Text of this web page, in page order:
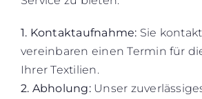
1. Kontaktaufnahme: Sie
vereinbaren einen Termin für
Ihrer Textilien.
2. Abholung:Unser